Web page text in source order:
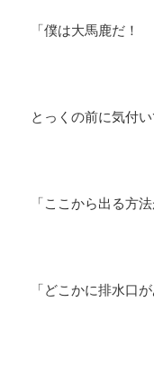
「僕は大馬鹿だ！
とっくの前に気付
「ここから出る方
「どこかに排水口